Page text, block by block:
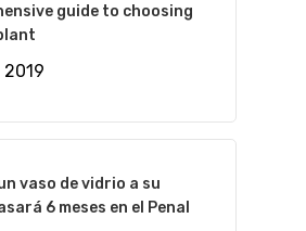
guide to choosing
2019
vaso de vidrio a su
6 meses en el Penal